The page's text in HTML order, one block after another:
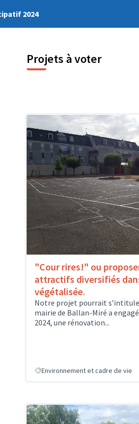
2024
Projets à voter
"Cour rires!" ou
attractifs diversifiés
végétalisée.
Notre projet pourrait
mairie de Ballan-Miré a
2024, une rénovation...
Environnement et cadre de vie